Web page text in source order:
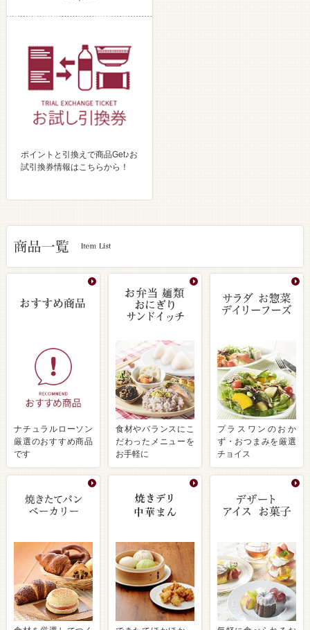
ポイントと引換えで商品Get♪お
試引換券情報はこちらから！
ナチュラルローソン
厳選のおすすめ商品
です
食材やバランスにこ
だわったメニューを
お手軽に
プラスワンのおか
ず・おつまみを厳選
チョイス